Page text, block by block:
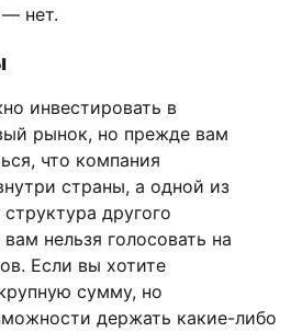
— нет.
инвестировать в
рынок, но прежде вам
что компания
страны, а одной из
другого
нельзя голосовать на
Если вы хотите
сумму, но
держать какие-либо